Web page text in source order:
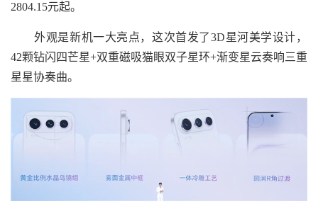
2804.15元起。
外观是新机一大亮点，这次首发了3D星河美学设计，
42颗钻闪四芒星+双重磁吸猫眼双子星环+渐变星云奏响三重
星星协奏曲。